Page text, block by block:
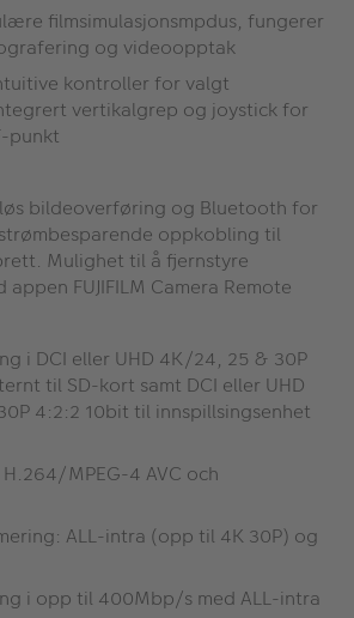
filmsimulasjonsmpdus, fungerer
og videoopptak
kontroller for valgt
vertikalgrep og joystick for
punkt
bildeoverføring og Bluetooth for
oppkobling til
Mulighet til å fjernstyre
appen FUJIFILM Camera Remote
i DCI eller UHD 4K/24, 25 & 30P
til SD-kort samt DCI eller UHD
4:2:2 10bit til innspillsingsenhet
MPEG-4 AVC och
ALL-intra (opp til 4K 30P) og
i opp til 400Mbp/s med ALL-intra